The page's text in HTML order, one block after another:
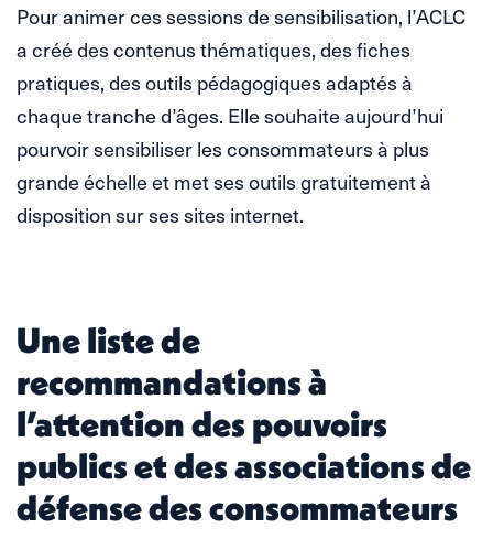
Pour animer ces sessions de sensibilisation, l’ACLC
a créé des contenus thématiques, des fiches
pratiques, des outils pédagogiques adaptés à
chaque tranche d’âges. Elle souhaite aujourd’hui
pourvoir sensibiliser les consommateurs à plus
grande échelle et met ses outils gratuitement à
disposition sur ses sites internet.
Une liste de
recommandations à
l’attention des pouvoirs
publics et des associations de
défense des consommateurs